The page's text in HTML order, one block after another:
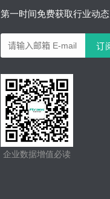
第一时间免费获取行业动态
企业数据增值必读